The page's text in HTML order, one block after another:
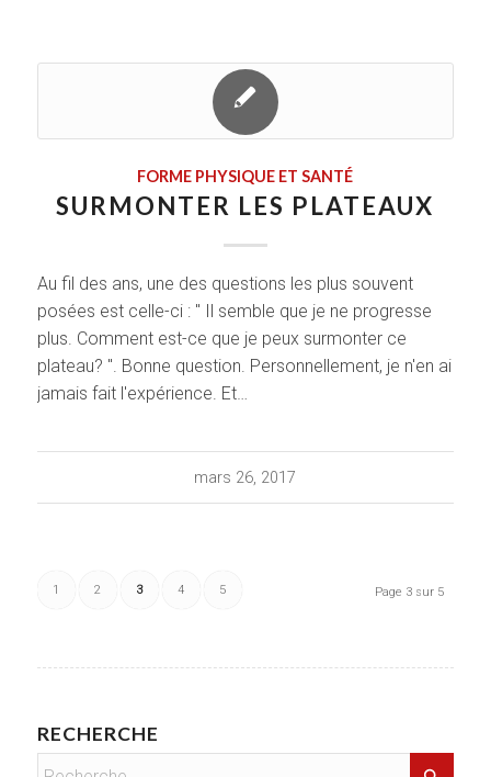
FORME PHYSIQUE ET SANTÉ
SURMONTER LES PLATEAUX
Au fil des ans, une des questions les plus souvent
posées est celle-ci : " Il semble que je ne progresse
plus. Comment est-ce que je peux surmonter ce
plateau? ". Bonne question. Personnellement, je n'en ai
jamais fait l'expérience. Et…
mars 26, 2017
Page 3 sur 5
1 2 3 4 5
RECHERCHE